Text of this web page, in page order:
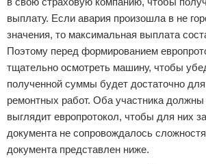
выплату. Если авария произошла в не
значения, то максимальная выплата
Поэтому перед формированием
тщательно осмотреть машину, чтобы
полученной суммы будет достаточно
ремонтных работ. Оба участника должны
выглядит европротокол, чтобы для них
документа не сопровождалось
документа представлен ниже.